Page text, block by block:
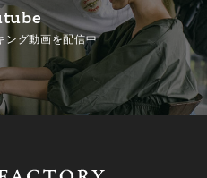
ング動画を配信中